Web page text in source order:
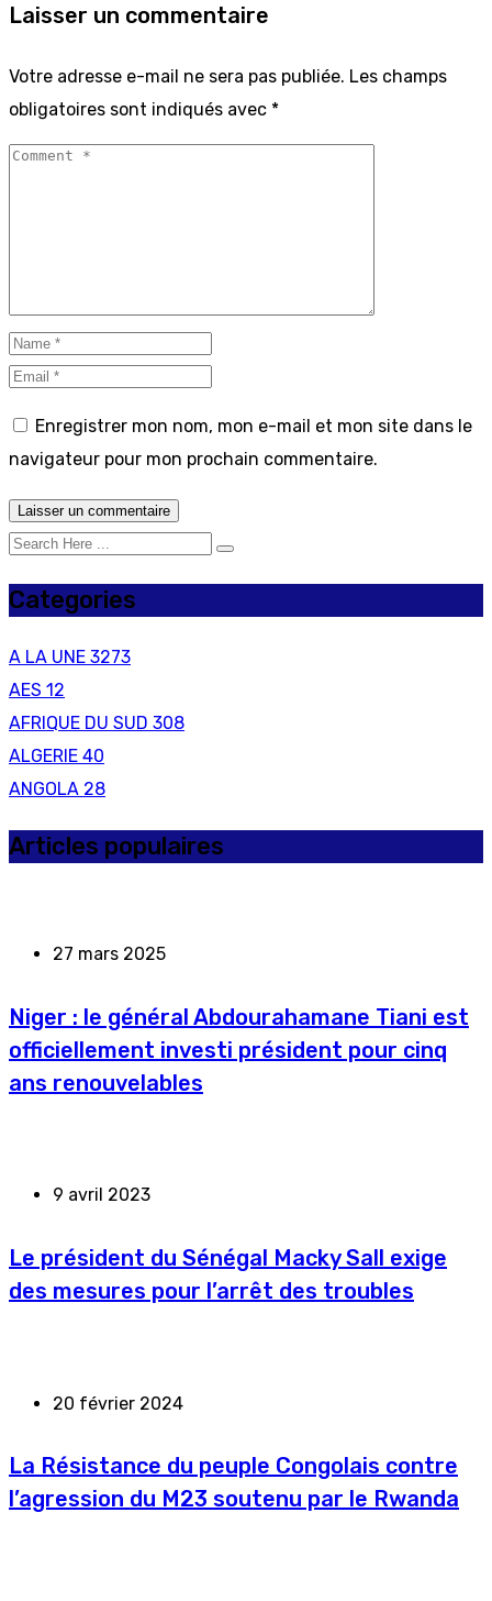
Laisser un commentaire
Votre adresse e-mail ne sera pas publiée. Les champs
obligatoires sont indiqués avec *
Enregistrer mon nom, mon e-mail et mon site dans le
navigateur pour mon prochain commentaire.
Categories
A LA UNE 3273
AES 12
AFRIQUE DU SUD 308
ALGERIE 40
ANGOLA 28
Articles populaires
27 mars 2025
Niger : le général Abdourahamane Tiani est
officiellement investi président pour cinq
ans renouvelables
9 avril 2023
Le président du Sénégal Macky Sall exige
des mesures pour l’arrêt des troubles
20 février 2024
La Résistance du peuple Congolais contre
l’agression du M23 soutenu par le Rwanda